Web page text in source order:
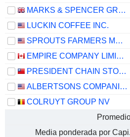
MARKS & SPENCER GROUP PLC
LUCKIN COFFEE INC.
SPROUTS FARMERS MARKET, INC.
EMPIRE COMPANY LIMITED
PRESIDENT CHAIN STORE CORPORATION
ALBERTSONS COMPANIES, INC.
COLRUYT GROUP NV
Media ponderada por Capi.